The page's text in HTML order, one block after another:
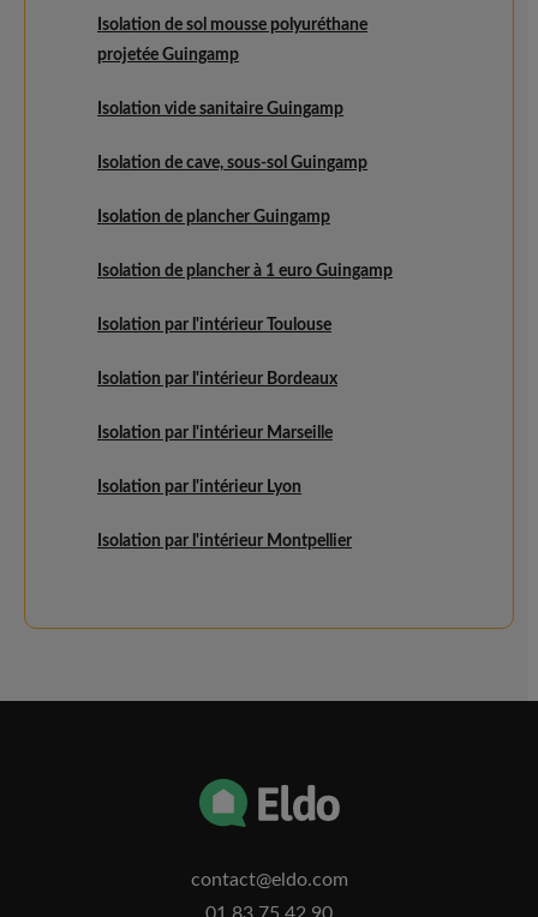
Isolation de sol mousse polyuréthane
projetée Guingamp
Isolation vide sanitaire Guingamp
Isolation de cave, sous-sol Guingamp
Isolation de plancher Guingamp
Isolation de plancher à 1 euro Guingamp
Isolation par l'intérieur Toulouse
Isolation par l'intérieur Bordeaux
Isolation par l'intérieur Marseille
Isolation par l'intérieur Lyon
Isolation par l'intérieur Montpellier
contact@eldo.com